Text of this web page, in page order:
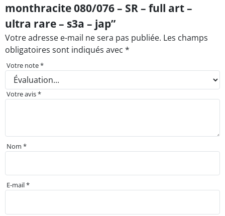
monthracite 080/076 – SR – full art –
ultra rare – s3a – jap”
Votre adresse e-mail ne sera pas publiée. Les champs
obligatoires sont indiqués avec *
Votre note*
Votre avis*
Nom*
E-mail*